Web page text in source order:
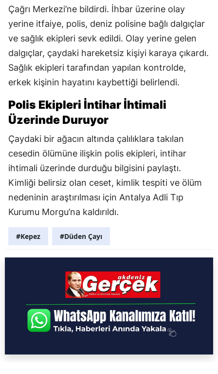
Çağrı Merkezi’ne bildirdi. İhbar üzerine olay
yerine itfaiye, polis, deniz polisine bağlı dalgıçlar
ve sağlık ekipleri sevk edildi. Olay yerine gelen
dalgıçlar, çaydaki hareketsiz kişiyi karaya çıkardı.
Sağlık ekipleri tarafından yapılan kontrolde,
erkek kişinin hayatını kaybettiği belirlendi.
Polis Ekipleri İntihar İhtimali
Üzerinde Duruyor
Çaydaki bir ağacın altında çalılıklara takılan
cesedin ölümüne ilişkin polis ekipleri, intihar
ihtimali üzerinde durduğu bilgisini paylaştı.
Kimliği belirsiz olan ceset, kimlik tespiti ve ölüm
nedeninin araştırılması için Antalya Adli Tıp
Kurumu Morgu’na kaldırıldı.
#Kepez #Düden Çayı